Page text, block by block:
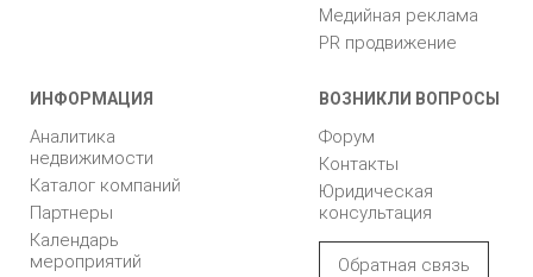
Медийная реклама
PR продвижение
ИНФОРМАЦИЯ
Аналитика
недвижимости
Каталог компаний
Партнеры
Календарь
мероприятий
ВОЗНИКЛИ ВОПРОСЫ
Форум
Контакты
Юридическая
консультация
Обратная связь